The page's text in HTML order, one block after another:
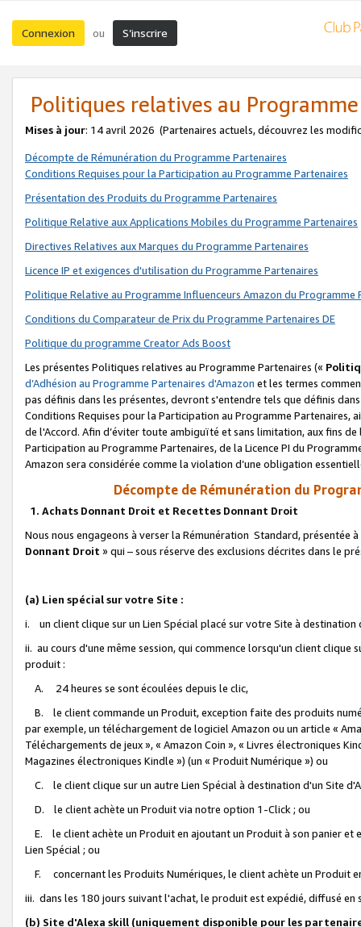
Connexion ou S’inscrire
Politiques relatives au
Mises à jour: 14 avril 2026 (Partenaires actuels, découvrez les
Décompte de Rémunération du Programme Partenaires
Conditions Requises pour la Participation au Programme Partenaires
Présentation des Produits du Programme Partenaires
Politique Relative aux Applications Mobiles du Programme Partenaires
Directives Relatives aux Marques du Programme Partenaires
Licence IP et exigences d'utilisation du Programme Partenaires
Politique Relative au Programme Influenceurs Amazon du Programme
Conditions du Comparateur de Prix du Programme Partenaires DE
Politique du programme Creator Ads Boost
Les présentes Politiques relatives au Programme Partenaires («
d’Adhésion au Programme Partenaires d'Amazon et les termes
pas définis dans les présentes, devront s'entendre tels que définis
Conditions Requises pour la Participation au Programme Partenaires,
de l'Accord. Afin d’éviter toute ambiguïté et sans limitation, aux fins
Participation au Programme Partenaires, de la Licence PI du
Amazon sera considérée comme la violation d’une obligation
Décompte de Rémunération du
1. Achats Donnant Droit et Recettes Donnant Droit
Nous nous engageons à verser la Rémunération Standard, présentée
Donnant Droit » qui – sous réserve des exclusions décrites dans le
(a) Lien spécial sur votre Site :
i. un client clique sur un Lien Spécial placé sur votre Site à destination
ii. au cours d'une même session, qui commence lorsqu'un client
produit :
A. 24 heures se sont écoulées depuis le clic,
B. le client commande un Produit, exception faite des produits
par exemple, un téléchargement de logiciel Amazon ou un article «
Téléchargements de jeux », « Amazon Coin », « Livres électroniques
Magazines électroniques Kindle ») (un « Produit Numérique ») ou
C. le client clique sur un autre Lien Spécial à destination d'un Site
D. le client achète un Produit via notre option 1-Click ; ou
E. le client achète un Produit en ajoutant un Produit à son panier et
Lien Spécial ; ou
F. concernant les Produits Numériques, le client achète un Produit
iii. dans les 180 jours suivant l'achat, le produit est expédié, diffusé
(b) Site d'Alexa skill (uniquement disponible pour les